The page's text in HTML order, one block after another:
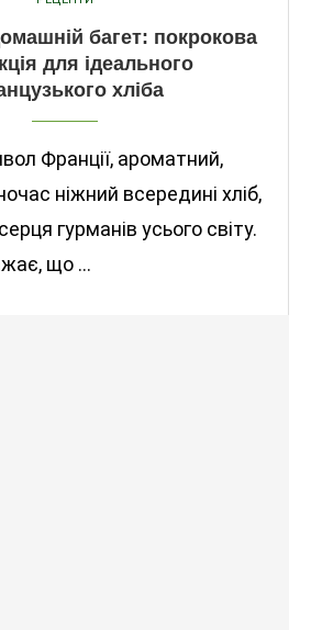
багет: покрокова
для ідеального
хліба
Франції, ароматний,
ніжний всередині хліб,
гурманів усього світу.
що …